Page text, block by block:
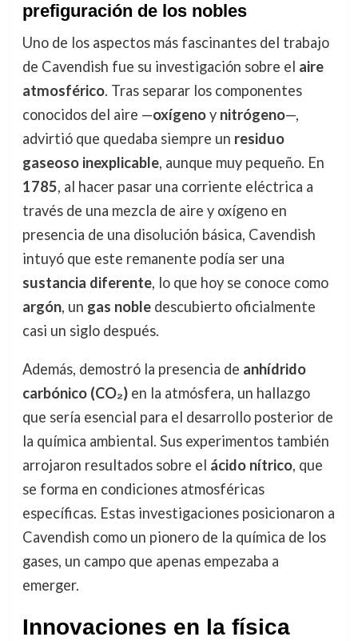
prefiguración de los nobles
Uno de los aspectos más fascinantes del trabajo
de Cavendish fue su investigación sobre el aire
atmosférico. Tras separar los componentes
conocidos del aire —oxígenoy nitrógeno—,
advirtió que quedaba siempre un residuo
gaseoso inexplicable, aunque muy pequeño. En
1785, al hacer pasar una corriente eléctrica a
través de una mezcla de aire y oxígeno en
presencia de una disolución básica, Cavendish
intuyó que este remanente podía ser una
sustancia diferente, lo que hoy se conoce como
argón, un gas nobledescubierto oficialmente
casi un siglo después.
Además, demostró la presencia de anhídrido
carbónico (CO₂)en la atmósfera, un hallazgo
que sería esencial para el desarrollo posterior de
la química ambiental. Sus experimentos también
arrojaron resultados sobre el ácido nítrico, que
se forma en condiciones atmosféricas
específicas. Estas investigaciones posicionaron a
Cavendish como un pionero de la química de los
gases, un campo que apenas empezaba a
emerger.
Innovaciones en la física